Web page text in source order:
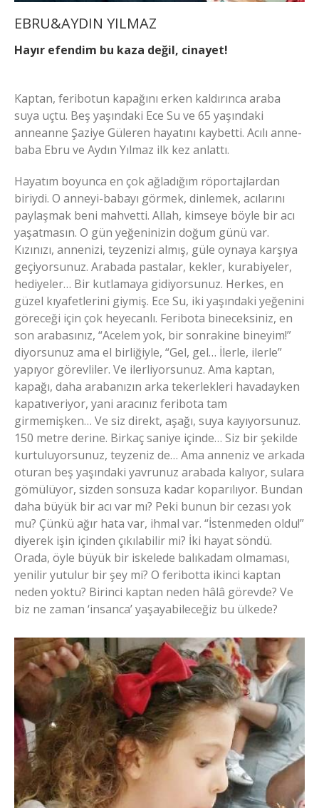
EBRU&AYDIN YILMAZ
Hayır efendim bu kaza değil, cinayet!
Kaptan, feribotun kapağını erken kaldırınca araba
suya uçtu. Beş yaşındaki Ece Su ve 65 yaşındaki
anneanne Şaziye Güleren hayatını kaybetti. Acılı anne-
baba Ebru ve Aydın Yılmaz ilk kez anlattı.
Hayatım boyunca en çok ağladığım röportajlardan
biriydi. O anneyi-babayı görmek, dinlemek, acılarını
paylaşmak beni mahvetti. Allah, kimseye böyle bir acı
yaşatmasın. O gün yeğeninizin doğum günü var.
Kızınızı, annenizi, teyzenizi almış, güle oynaya karşıya
geçiyorsunuz. Arabada pastalar, kekler, kurabiyeler,
hediyeler… Bir kutlamaya gidiyorsunuz. Herkes, en
güzel kıyafetlerini giymiş. Ece Su, iki yaşındaki yeğenini
göreceği için çok heyecanlı. Feribota bineceksiniz, en
son arabasınız, “Acelem yok, bir sonrakine bineyim!”
diyorsunuz ama el birliğiyle, “Gel, gel… İlerle, ilerle”
yapıyor görevliler. Ve ilerliyorsunuz. Ama kaptan,
kapağı, daha arabanızın arka tekerlekleri havadayken
kapatıveriyor, yani aracınız feribota tam
girmemişken… Ve siz direkt, aşağı, suya kayıyorsunuz.
150 metre derine. Birkaç saniye içinde… Siz bir şekilde
kurtuluyorsunuz, teyzeniz de… Ama anneniz ve arkada
oturan beş yaşındaki yavrunuz arabada kalıyor, sulara
gömülüyor, sizden sonsuza kadar koparılıyor. Bundan
daha büyük bir acı var mı? Peki bunun bir cezası yok
mu? Çünkü ağır hata var, ihmal var. “İstenmeden oldu!”
diyerek işin içinden çıkılabilir mi? İki hayat söndü.
Orada, öyle büyük bir iskelede balıkadam olmaması,
yenilir yutulur bir şey mi? O feribotta ikinci kaptan
neden yoktu? Birinci kaptan neden hâlâ görevde? Ve
biz ne zaman ‘insanca’ yaşayabileceğiz bu ülkede?